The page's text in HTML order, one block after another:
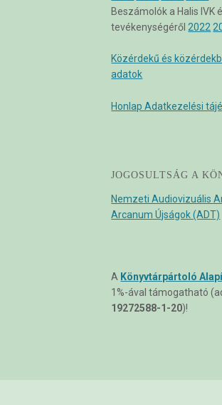
Beszámolók a Halis IVK
tevékenységéről 2022
Közérdekű és
adatok
Honlap Adatkezelési
JOGOSULTSÁG A
Nemzeti Audiovizuális
Arcanum Újságok (ADT)
A Könyvtárpártoló
1%-ával támogatható
19272588-1-20)!